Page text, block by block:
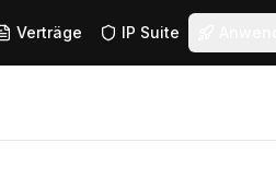
Verträge IP Suite